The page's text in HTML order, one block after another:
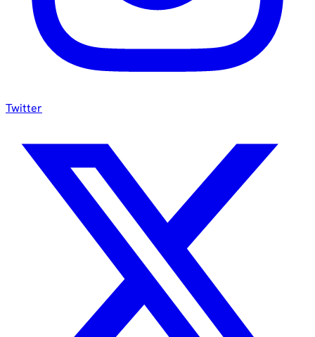
Twitter